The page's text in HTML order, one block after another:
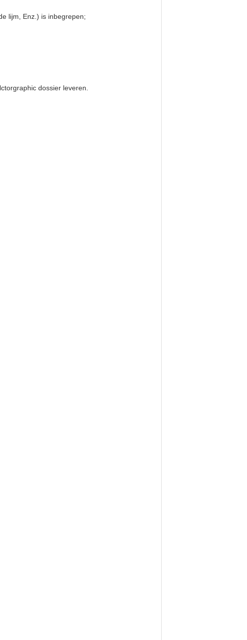
lijm, Enz.) is inbegrepen;
dossier leveren.